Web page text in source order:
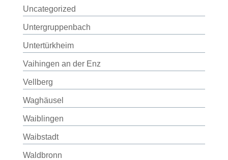
Uncategorized
Untergruppenbach
Untertürkheim
Vaihingen an der Enz
Vellberg
Waghäusel
Waiblingen
Waibstadt
Waldbronn